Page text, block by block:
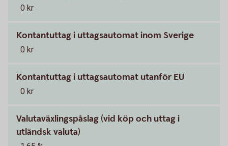
0 kr
Kontantuttag i uttagsautomat inom Sverige
0 kr
Kontantuttag i uttagsautomat utanför EU
0 kr
Valutaväxlingspåslag (vid köp och uttag i
utländsk valuta)